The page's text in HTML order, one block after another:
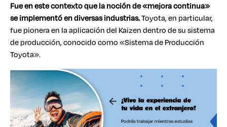
Fue en este contexto que la noción de «mejora continua»
se implementó en diversas industrias.Toyota, en particular,
fue pionera en la aplicación del Kaizen dentro de su sistema
de producción, conocido como «Sistema de Producción
Toyota».